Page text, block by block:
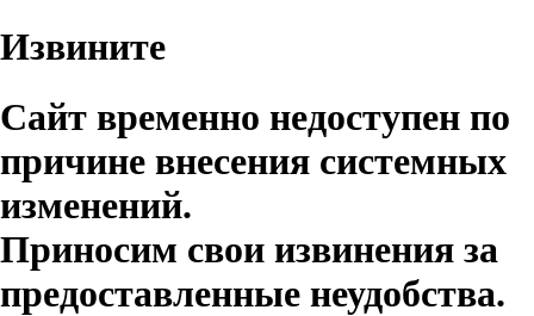
Извините
Сайт временно недоступен по
причине внесения системных
изменений.
Приносим свои извинения за
предоставленные неудобства.